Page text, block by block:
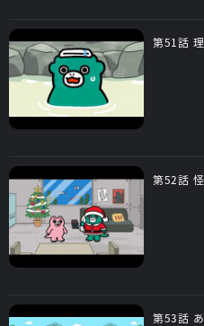
第51話
第52話
第53話